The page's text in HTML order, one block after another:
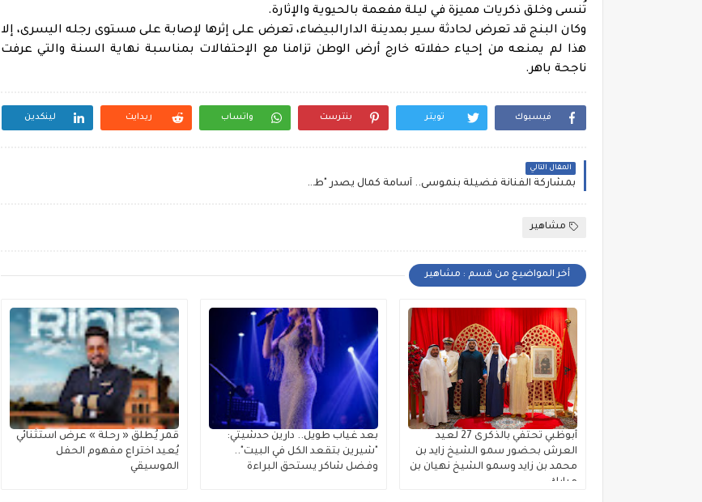
تُنسى وخلق ذكريات مميزة في ليلة مفعمة بالحيوية والإثارة.
وكان البنج قد تعرض لحادثة سير بمدينة الدارالبيضاء، تعرض على إثرها لإصابة على مستوى رجله اليسرى، إلا
هذا لم يمنعه من إحياء حفلاته خارج أرض الوطن تزامنا مع الإحتفالات بمناسبة نهاية السنة والتي عرفت
ناجحة باهر.
فيسبوك تويتر بنترست واتساب ريدايت لينكدين
المقال التالي
بمشاركة الفنانة فضيلة بنموسى.. أسامة كمال يصدر "طه يا نبي"
مشاهير
أخر المواضيع من قسم : مشاهير
أبوظبي تحتفي بالذكرى 27 لعيد
العرش بحضور سمو الشيخ زايد بن
محمد بن زايد وسمو الشيخ نهيان بن
مبارك
بعد غياب طويل.. دارين حدشيتي:
"شيرين بتقعد الكل في البيت"..
وفضل شاكر يستحق البراءة
قمر يُطلق « رحلة » عرضٌ استثنائي
يُعيد اختراع مفهوم الحفل
الموسيقي